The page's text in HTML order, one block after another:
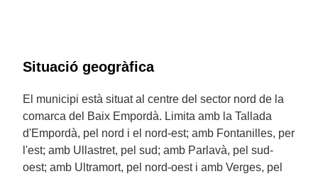
Situació geogràfica
El municipi està situat al centre del sector nord de la
comarca del Baix Empordà. Limita amb la Tallada
d'Empordà, pel nord i el nord-est; amb Fontanilles, per
l'est; amb Ullastret, pel sud; amb Parlavà, pel sud-
oest; amb Ultramort, pel nord-oest i amb Verges, pel